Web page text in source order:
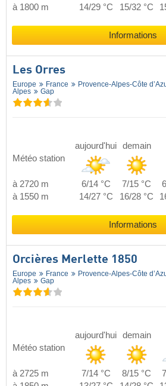
à 1800 m
14/29 °C 15/32 °C
Informations
Les Orres
Europe France Provence-Alpes-Côte
Alpes
Gap
Météo station
aujourd'hui demain
à 2720 m 6/14 °C 7/15 °C
à 1550 m
14/27 °C 16/28 °C
Informations
Orcières Merlette 1850
Europe France Provence-Alpes-Côte
Alpes
Gap
Météo station
aujourd'hui demain
à 2725 m 7/14 °C 8/15 °C